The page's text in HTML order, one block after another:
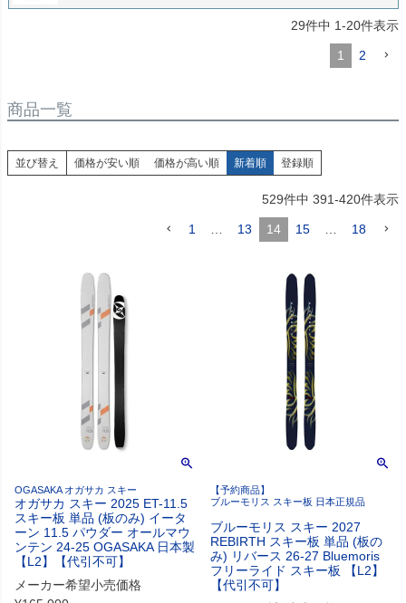
29件中 1-20件表示
1 2
商品一覧
並び替え 価格が安い順 価格が高い順 新着順 登録順
529件中 391-420件表示
1 … 13 14 15 … 18
OGASAKA オガサカ スキー
オガサカ スキー 2025 ET-11.5
スキー板 単品 (板のみ) イータ
ーン 11.5 パウダー オールマウ
ンテン 24-25 OGASAKA 日本製
【L2】【代引不可】
メーカー希望小売価格
【予約商品】
ブルーモリス スキー板 日本正規品
ブルーモリス スキー 2027
REBIRTH スキー板 単品 (板の
み) リバース 26-27 Bluemoris
フリーライド スキー板 【L2】
【代引不可】